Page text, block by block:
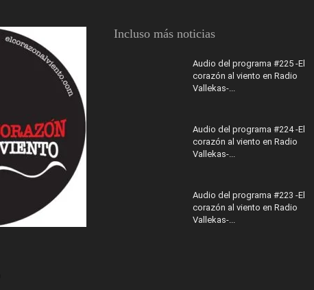
Incluso más noticias
Audio del programa #225 -El
corazón al viento en Radio
Vallekas-...
Audio del programa #224 -El
corazón al viento en Radio
Vallekas-...
Audio del programa #223 -El
corazón al viento en Radio
Vallekas-...